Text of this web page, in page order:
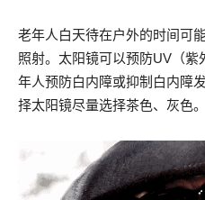
老年人白天待在户外的时间可
照射。太阳镜可以预防UV（
年人预防白内障或抑制白内障
择太阳镜尽量选择茶色、灰色。